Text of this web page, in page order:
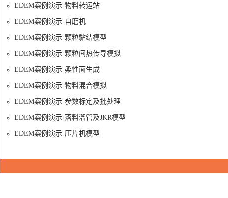
EDEM案例演示-物料转运站
EDEM案例演示-自磨机
EDEM案例演示-颗粒黏结模型
EDEM案例演示-颗粒间热传导模拟
EDEM案例演示-柔性面生成
EDEM案例演示-物料混合模拟
EDEM案例演示-参数标定及批处理
EDEM案例演示-落料溜管及JKR模型
EDEM案例演示-压片机模型